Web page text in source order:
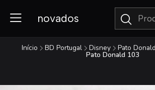
novados
Início BD Portugal Disney Pato
Pato Donald 103